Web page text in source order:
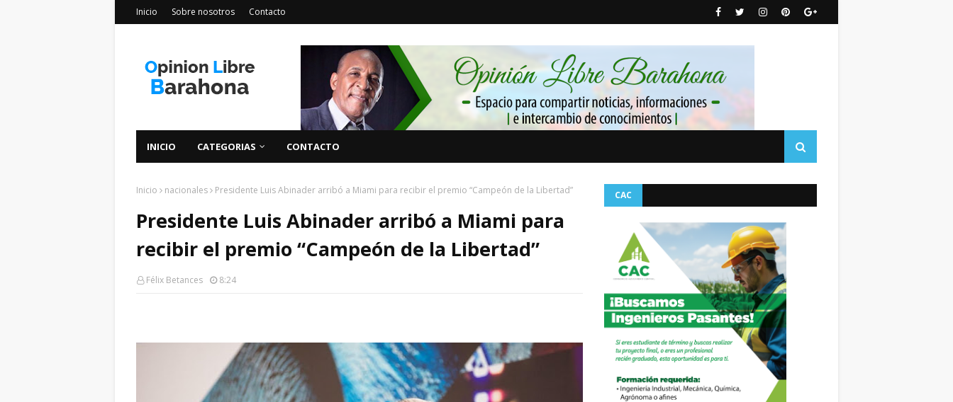
Inicio Sobre nosotros Contacto
INICIO CATEGORIAS CONTACTO
Inicio nacionales Presidente Luis Abinader arribó a Miami para recibir el premio “Campeón de la Libertad”
Presidente Luis Abinader arribó a Miami para
recibir el premio “Campeón de la Libertad”
Félix Betances 8:24
CAC